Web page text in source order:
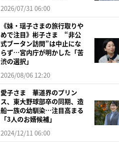
2026/07/31 06:00
《妹・瑶子さまの旅行取りや
めで注目》彬子さま “非公
式ブータン訪問”は中止にな
らず…宮内庁が明かした「苦
渋の選択」
2026/08/06 12:20
愛子さま 華道界のプリン
ス、東大野球部卒の同期、造
船一族の幼馴染…注目高まる
「3人のお婿候補」
2024/12/11 06:00